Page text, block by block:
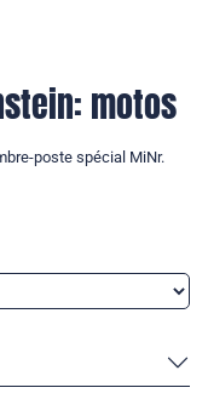
motos
poste spécial MiNr.